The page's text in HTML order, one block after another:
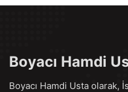
Boyacı Hamdi
Boyacı Hamdi Usta olarak,